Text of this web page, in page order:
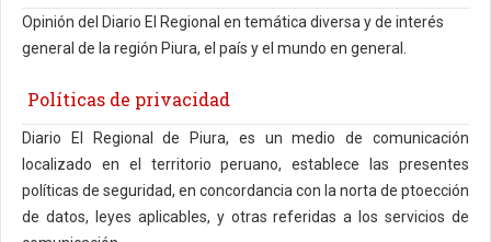
Opinión del Diario El Regional en temática diversa y de interés
general de la región Piura, el país y el mundo en general.
Políticas de privacidad
Diario El Regional de Piura, es un medio de comunicación
localizado en el territorio peruano, establece las presentes
políticas de seguridad, en concordancia con la norta de ptoección
de datos, leyes aplicables, y otras referidas a los servicios de